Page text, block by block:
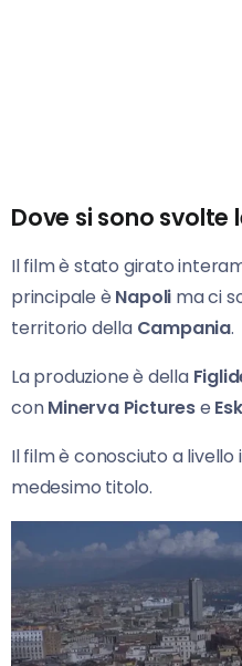
Dove si sono svolte
Il film è stato girato
principale è Napoli ma ci
territorio della Campania.
La produzione è della
conMinerva Picturese
Il film è conosciuto a
medesimo titolo.